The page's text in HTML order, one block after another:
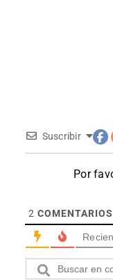
Suscribir
Por
2 COMENTARIOS